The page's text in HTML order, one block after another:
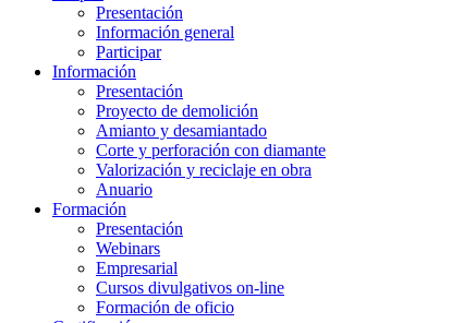
Presentación
Información general
Participar
Información
Presentación
Proyecto de demolición
Amianto y desamiantado
Corte y perforación con diamante
Valorización y reciclaje en obra
Anuario
Formación
Presentación
Webinars
Empresarial
Cursos divulgativos on-line
Formación de oficio